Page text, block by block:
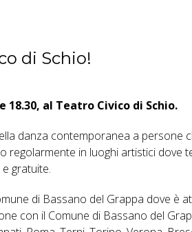
di Schio!
al Teatro Civico di Schio.
danza contemporanea a persone
regolarmente in luoghi artistici dove
gratuite.
di Bassano del Grappa dove è
con il Comune di Bassano del